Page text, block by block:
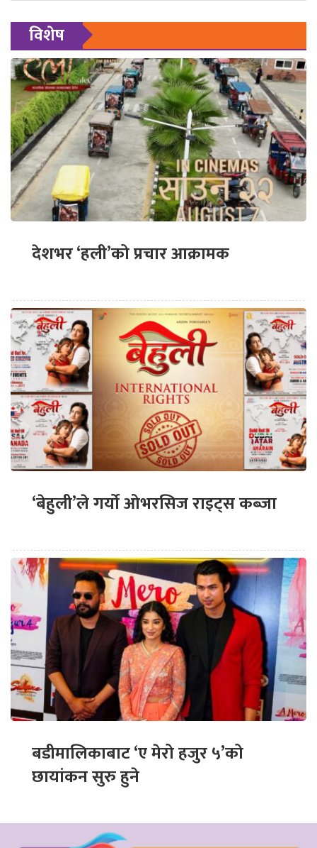
विशेष
देशभर ‘हली’को प्रचार आक्रामक
‘बेहुली’ले गर्यो ओभरसिज राइट्स कब्जा
बडीमालिकाबाट ‘ए मेरो हजुर ५’को
छायांकन सुरु हुने